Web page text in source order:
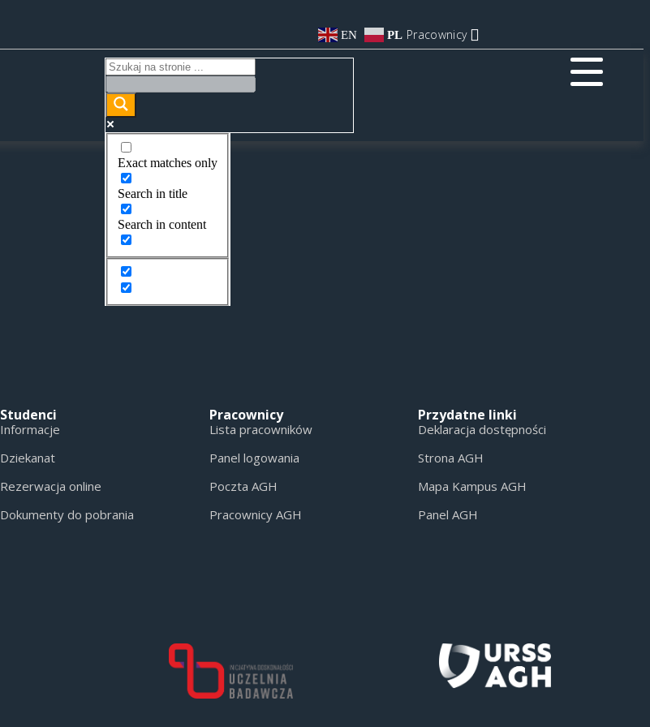
EN PL Pracownicy
Exact matches only
Search in title
Search in content
Studenci
Informacje
Dziekanat
Rezerwacja online
Dokumenty do pobrania
Pracownicy
Lista pracowników
Panel logowania
Poczta AGH
Pracownicy AGH
Przydatne linki
Deklaracja dostępności
Strona AGH
Mapa Kampus AGH
Panel AGH